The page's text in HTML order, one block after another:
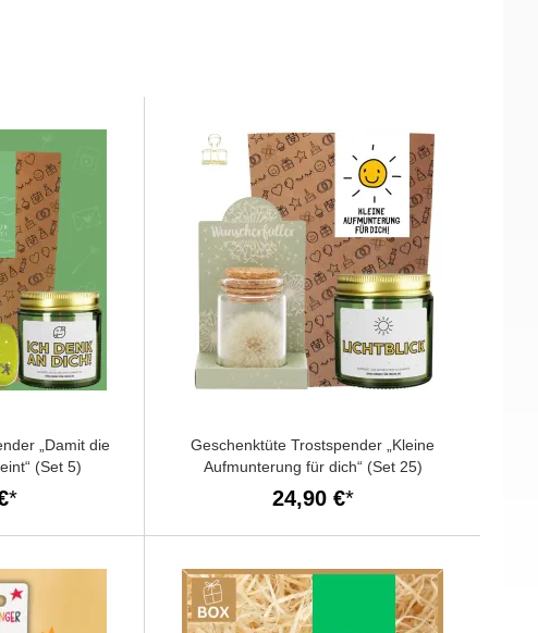
„Damit die
(Set 5)
Geschenktüte Trostspender „Kleine
Aufmunterung für dich“ (Set 25)
24,90 €